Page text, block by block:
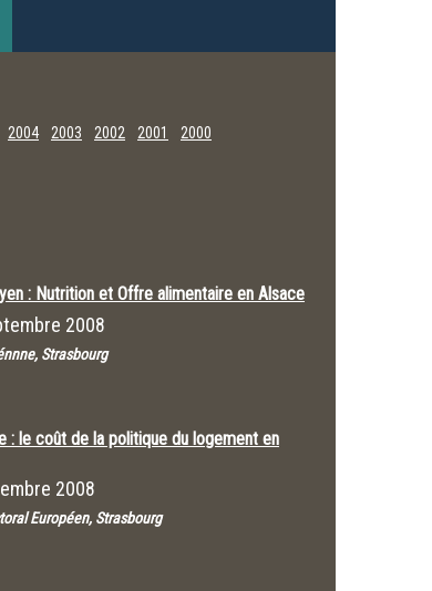
2004 2003 2002 2001
2000
: Nutrition et Offre alimentaire en Alsace
2008
Strasbourg
: le coût de la politique du logement en
2008
Européen, Strasbourg